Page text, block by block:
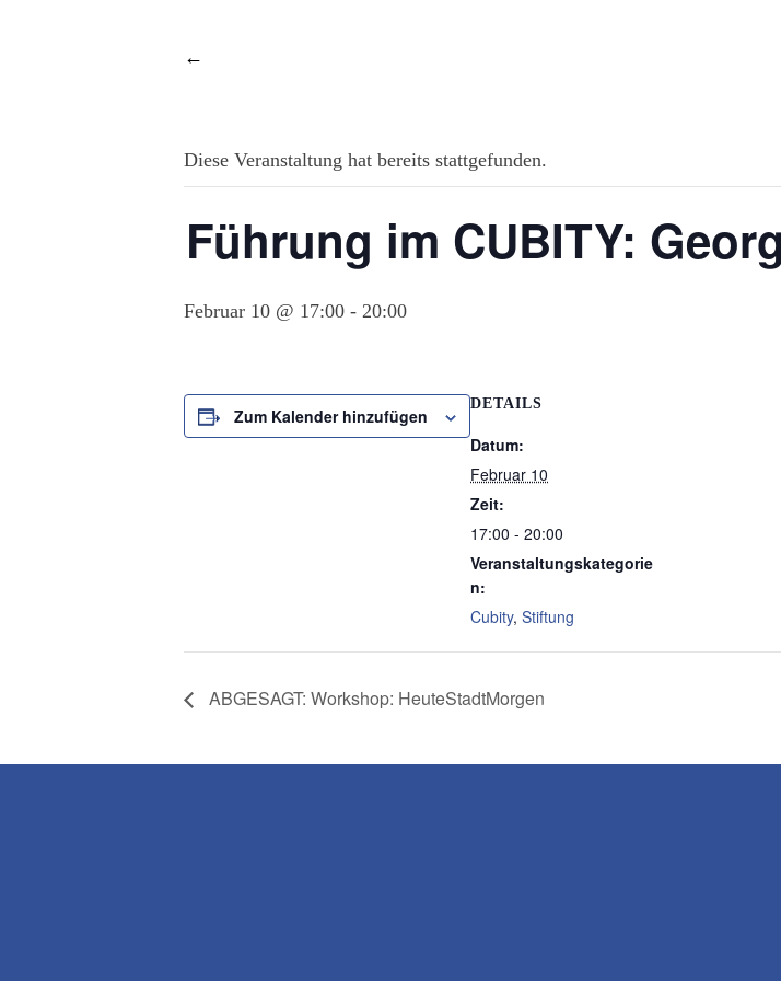
←
Diese Veranstaltung hat bereits stattgefunden.
Führung im CUBITY:
Februar 10 @ 17:00 - 20:00
Zum Kalender hinzufügen
DETAILS
Datum:
Februar 10
Zeit:
17:00 - 20:00
Veranstaltungskategorie
n:
Cubity, Stiftung
ABGESAGT: Workshop: HeuteStadtMorgen